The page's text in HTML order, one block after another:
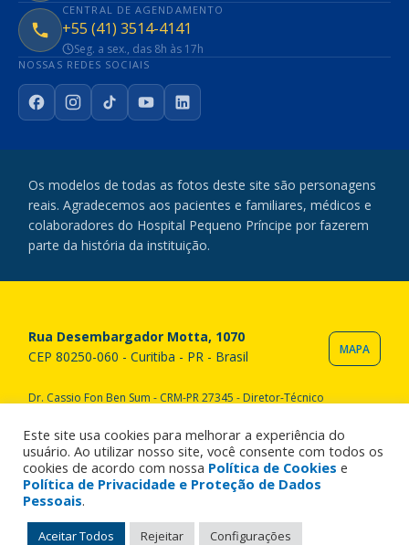
CENTRAL DE AGENDAMENTO
+55 (41) 3514-4141
Seg. a sex., das 8h às 17h
NOSSAS REDES SOCIAIS
FacebookInstagram
TikTokYouTubeLinkedIn
Os modelos de todas as fotos deste site são personagens
reais. Agradecemos aos pacientes e familiares, médicos e
colaboradores do Hospital Pequeno Príncipe por fazerem
parte da história da instituição.
Rua Desembargador Motta, 1070
CEP 80250-060 - Curitiba - PR - Brasil
MAPA
Dr. Cassio Fon Ben Sum - CRM-PR 27345 - Diretor-Técnico
reservados. All rights reserved.
Este site usa cookies para melhorar a experiência do
usuário. Ao utilizar nosso site, você consente com todos os
cookies de acordo com nossa Política de Cookies e
Política de Privacidade e Proteção de Dados
Pessoais.
Aceitar Todos Rejeitar Configurações